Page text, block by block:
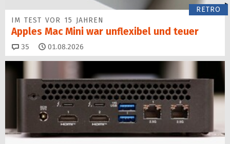
RETRO
IM TEST VOR 15 JAHREN
Apples Mac Mini war unflexibel und teuer
35 Kommentare
01.08.2026